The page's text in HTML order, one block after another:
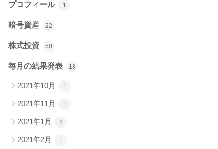
プロフィール 1
暗号資産 22
株式投資 50
毎月の結果発表 13
2021年10月 1
2021年11月 1
2021年1月 2
2021年2月 1